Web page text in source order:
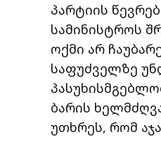
პარტიის
სამინისტროს
ოქმი არ
საფუძველზე
ბარის
უთხრეს, რომ